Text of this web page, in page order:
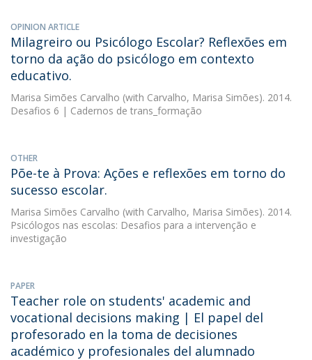
OPINION ARTICLE
Milagreiro ou Psicólogo Escolar? Reflexões em
torno da ação do psicólogo em contexto
educativo.
Marisa Simões Carvalho (with Carvalho, Marisa Simões). 2014.
Desafios 6 | Cadernos de trans_formação
OTHER
Põe-te à Prova: Ações e reflexões em torno do
sucesso escolar.
Marisa Simões Carvalho (with Carvalho, Marisa Simões). 2014.
Psicólogos nas escolas: Desafios para a intervenção e
investigação
PAPER
Teacher role on students' academic and
vocational decisions making | El papel del
profesorado en la toma de decisiones
académico y profesionales del alumnado